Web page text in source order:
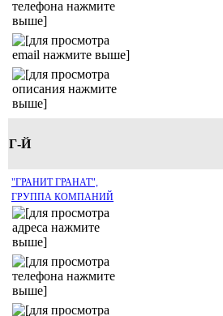
Г-Й
"ГРАНИТ ГРАНАТ",
ГРУППА КОМПАНИЙ